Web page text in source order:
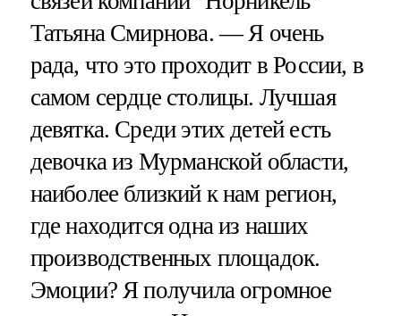
Татьяна Смирнова. — Я очень
рада, что это проходит в России, в
самом сердце столицы. Лучшая
девятка. Среди этих детей есть
девочка из Мурманской области,
наиболее близкий к нам регион,
где находится одна из наших
производственных площадок.
Эмоции? Я получила огромное